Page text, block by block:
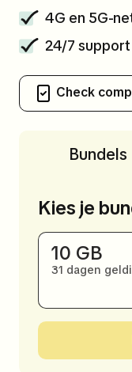
4G en 5G-
24/7 support
Check
Bundels
Kies je
10 GB
31 dagen